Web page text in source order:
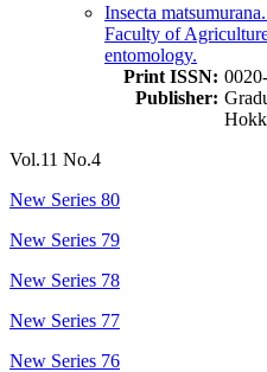
Insecta
Faculty of
entomology.
Print ISSN:
Publisher:
Vol.11 No.4
New Series 80
New Series 79
New Series 78
New Series 77
New Series 76